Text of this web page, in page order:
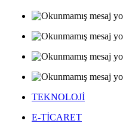
TEKNOLOJİ
E-TİCARET